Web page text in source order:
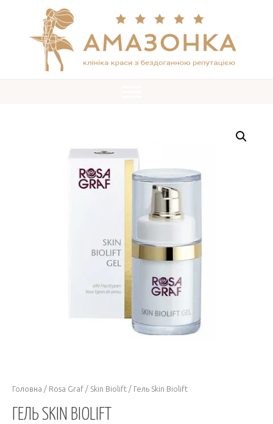
Головна / Rosa Graf / Skin Biolift / Гель Skin Biolift
ГЕЛЬ SKIN BIOLIFT